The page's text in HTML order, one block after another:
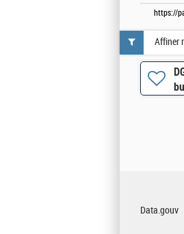
https://
Affiner
Data.gouv